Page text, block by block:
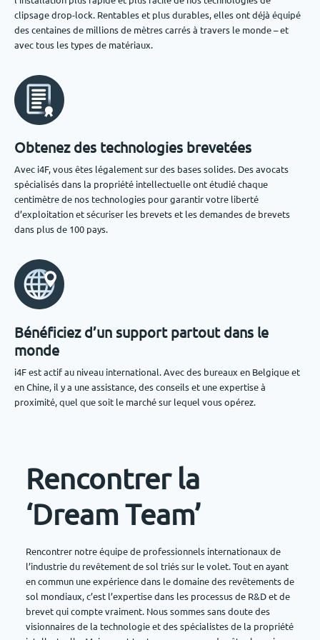
clipsage drop-lock. Rentables et plus durables, elles ont déjà équipé
des centaines de millions de mètres carrés à travers le monde – et
avec tous les types de matériaux.
Obtenez des technologies brevetées
Avec i4F, vous êtes légalement sur des bases solides. Des avocats
spécialisés dans la propriété intellectuelle ont étudié chaque
centimètre de nos technologies pour garantir votre liberté
d’exploitation et sécuriser les brevets et les demandes de brevets
dans plus de 100 pays.
Bénéficiez d’un support partout dans le
monde
i4F est actif au niveau international. Avec des bureaux en Belgique et
en Chine, il y a une assistance, des conseils et une expertise à
proximité, quel que soit le marché sur lequel vous opérez.
Rencontrer la
‘Dream Team’
Rencontrer notre équipe de professionnels internationaux de
l’industrie du revêtement de sol triés sur le volet. Tout en ayant
en commun une expérience dans le domaine des revêtements de
sol mondiaux, c’est l’expertise dans les processus de R&D et de
brevet qui compte vraiment. Nous sommes sans doute des
visionnaires de la technologie et des spécialistes de la propriété